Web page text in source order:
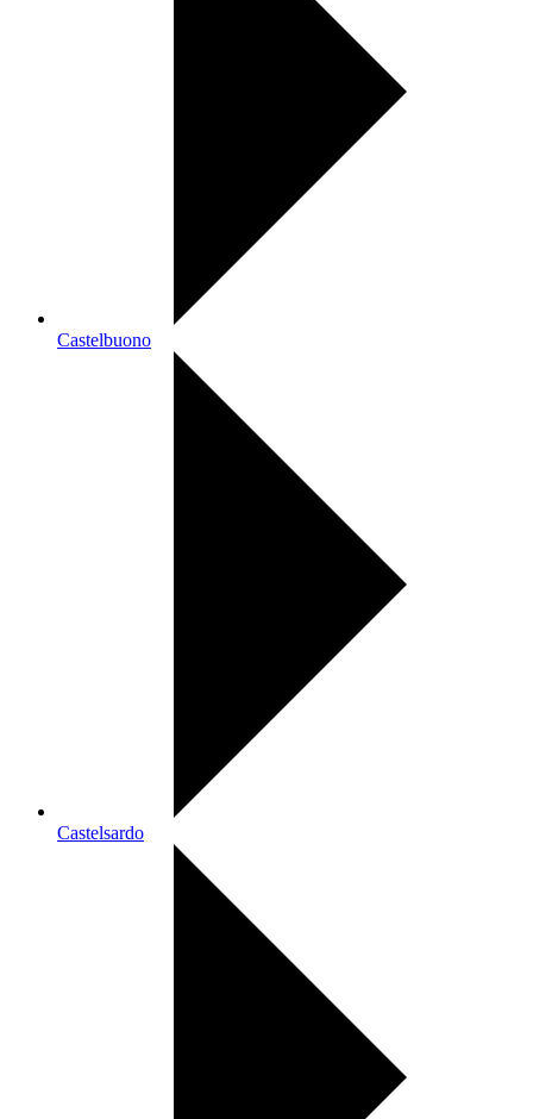
Castelbuono
Castelsardo